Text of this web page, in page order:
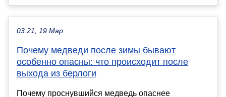
03:21, 19 Мар
Почему медведи после зимы бывают
особенно опасны: что происходит после
выхода из берлоги
Почему проснувшийся медведь опаснее